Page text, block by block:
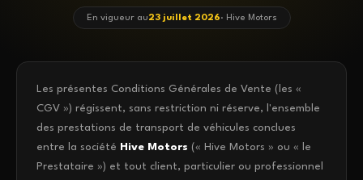
En vigueur au23 juillet 2026· Hive Motors
Les présentes Conditions Générales de Vente (les «
CGV ») régissent, sans restriction ni réserve, l'ensemble
des prestations de transport de véhicules conclues
entre la société
Hive Motors (« Hive Motors » ou « le
Prestataire ») et tout client, particulier ou professionnel